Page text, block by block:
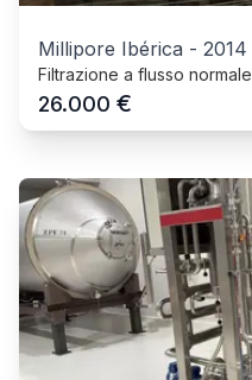
Millipore Ibérica - 2014
Filtrazione a flusso normale
26.000 €